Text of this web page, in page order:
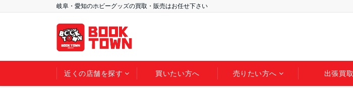
岐阜・愛知のホビーグッズの買取・販売はお任せ下さい
近くの店舗を探す 買いたい方へ 売りたい方へ 出張買取